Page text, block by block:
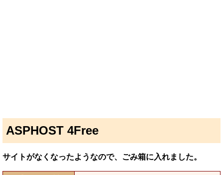
ASPHOST 4Free
サイトがなくなったようなので、ごみ箱に入れました。